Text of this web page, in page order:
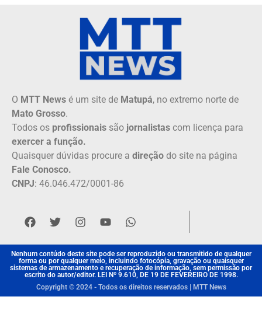
O MTT News é um site de Matupá, no extremo norte de
Mato Grosso.
Todos os profissionais são jornalistas com licença para
exercer a função.
Quaisquer dúvidas procure a direção do site na página
Fale Conosco.
CNPJ: 46.046.472/0001-86
Nenhum contúdo deste site pode ser reproduzido ou transmitido de qualquer
forma ou por qualquer meio, incluindo fotocópia, gravação ou quaisquer
sistemas de armazenamento e recuperação de informação, sem permissão por
escrito do autor/editor. LEI Nº 9.610, DE 19 DE FEVEREIRO DE 1998.
Copyright © 2024 - Todos os direitos reservados | MTT News